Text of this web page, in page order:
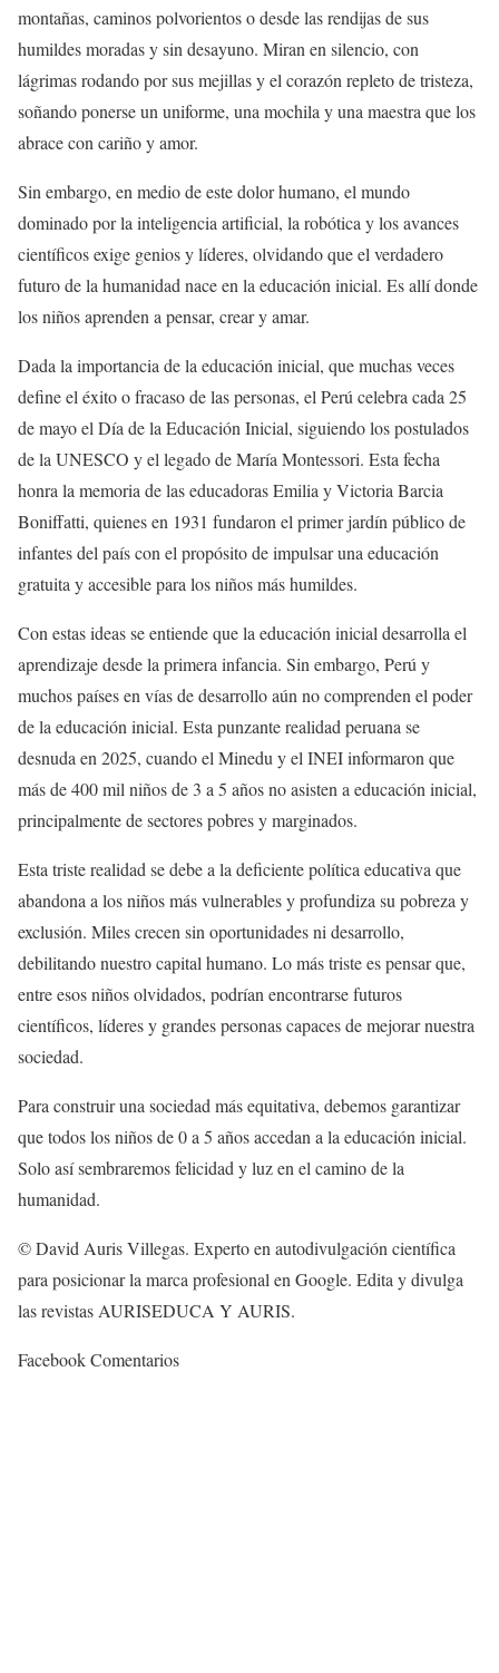
montañas, caminos polvorientos o desde las rendijas de sus
humildes moradas y sin desayuno. Miran en silencio, con
lágrimas rodando por sus mejillas y el corazón repleto de tristeza,
soñando ponerse un uniforme, una mochila y una maestra que los
abrace con cariño y amor.
Sin embargo, en medio de este dolor humano, el mundo
dominado por la inteligencia artificial, la robótica y los avances
científicos exige genios y líderes, olvidando que el verdadero
futuro de la humanidad nace en la educación inicial. Es allí donde
los niños aprenden a pensar, crear y amar.
Dada la importancia de la educación inicial, que muchas veces
define el éxito o fracaso de las personas, el Perú celebra cada 25
de mayo el Día de la Educación Inicial, siguiendo los postulados
de la UNESCO y el legado de María Montessori. Esta fecha
honra la memoria de las educadoras Emilia y Victoria Barcia
Boniffatti, quienes en 1931 fundaron el primer jardín público de
infantes del país con el propósito de impulsar una educación
gratuita y accesible para los niños más humildes.
Con estas ideas se entiende que la educación inicial desarrolla el
aprendizaje desde la primera infancia. Sin embargo, Perú y
muchos países en vías de desarrollo aún no comprenden el poder
de la educación inicial. Esta punzante realidad peruana se
desnuda en 2025, cuando el Minedu y el INEI informaron que
más de 400 mil niños de 3 a 5 años no asisten a educación inicial,
principalmente de sectores pobres y marginados.
Esta triste realidad se debe a la deficiente política educativa que
abandona a los niños más vulnerables y profundiza su pobreza y
exclusión. Miles crecen sin oportunidades ni desarrollo,
debilitando nuestro capital humano. Lo más triste es pensar que,
entre esos niños olvidados, podrían encontrarse futuros
científicos, líderes y grandes personas capaces de mejorar nuestra
sociedad.
Para construir una sociedad más equitativa, debemos garantizar
que todos los niños de 0 a 5 años accedan a la educación inicial.
Solo así sembraremos felicidad y luz en el camino de la
humanidad.
© David Auris Villegas. Experto en autodivulgación científica
para posicionar la marca profesional en Google. Edita y divulga
las revistas AURISEDUCA Y AURIS.
Facebook Comentarios